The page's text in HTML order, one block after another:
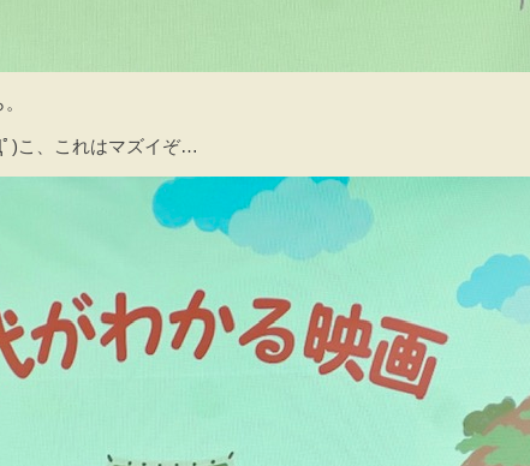
)こ、これはマズイぞ…